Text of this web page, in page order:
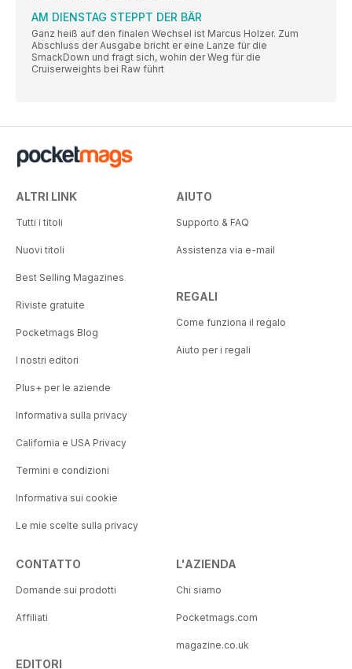
AM DIENSTAG STEPPT DER BÄR
Ganz heiß auf den finalen Wechsel ist Marcus Holzer. Zum
Abschluss der Ausgabe bricht er eine Lanze für die
SmackDown und fragt sich, wohin der Weg für die
Cruiserweights bei Raw führt
ALTRI LINK
Tutti i titoli
Nuovi titoli
Best Selling Magazines
Riviste gratuite
Pocketmags Blog
I nostri editori
Plus+ per le aziende
Informativa sulla privacy
California e USA Privacy
Termini e condizioni
Informativa sui cookie
Le mie scelte sulla privacy
AIUTO
Supporto & FAQ
Assistenza via e-mail
REGALI
Come funziona il regalo
Aiuto per i regali
CONTATTO
Domande sui prodotti
Affiliati
EDITORI
L'AZIENDA
Chi siamo
Pocketmags.com
magazine.co.uk